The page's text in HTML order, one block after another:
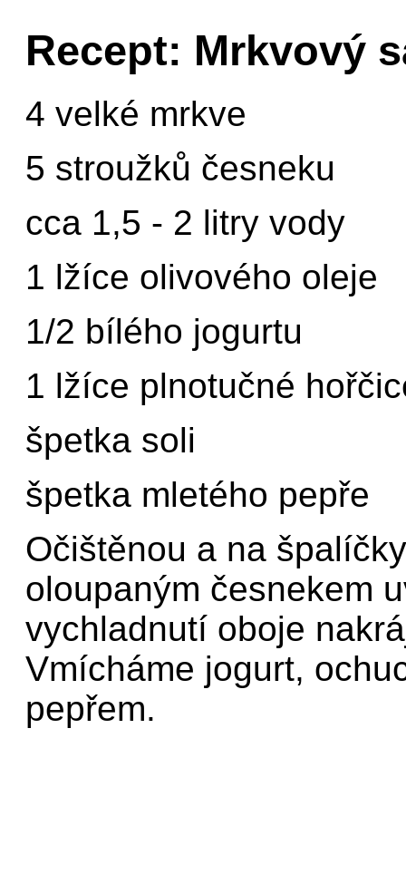
Recept: Mrkvový
4 velké mrkve
5 stroužků česneku
cca 1,5 - 2 litry vody
1 lžíce olivového oleje
1/2 bílého jogurtu
1 lžíce plnotučné
špetka soli
špetka mletého pepře
Očištěnou a na
oloupaným česnekem
vychladnutí oboje
Vmícháme jogurt,
pepřem.